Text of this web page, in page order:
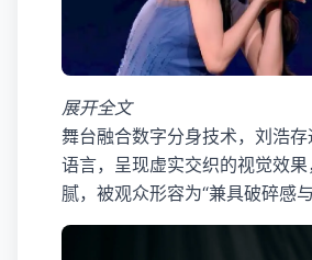
展开全文
舞台融合数字分身技术，刘浩
语言，呈现虚实交织的视觉效
腻，被观众形容为“兼具破碎感与